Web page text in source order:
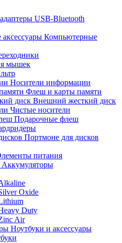
USB-Bluetooth
Компьютерные
мышек
Носители информации
Флеш и карты памяти
Внешний жесткий диск
Чистые носители
Подарочные флеш
Портмоне для дисков
питания
Аккумуляторы
Oxide
Duty
Air
Ноутбуки и аксессуары